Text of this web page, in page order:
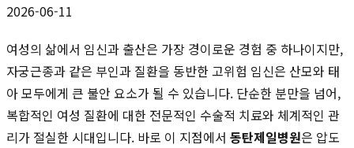
2026-06-11
여성의 삶에서 임신과 출산은 가장 경이로운 경험 중 하나이지만,
자궁근종과 같은 부인과 질환을 동반한 고위험 임신은 산모와 태
아 모두에게 큰 불안 요소가 될 수 있습니다. 단순한 분만을 넘어,
복합적인 여성 질환에 대한 전문적인 수술적 치료와 체계적인 관
리가 절실한 시대입니다. 바로 이 지점에서 동탄제일병원은 압도